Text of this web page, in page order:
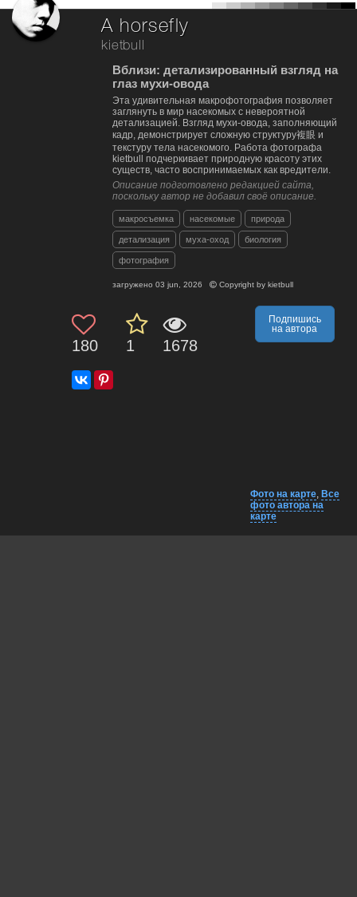
A horsefly
kietbull
Вблизи: детализированный взгляд на
глаз мухи-овода
Эта удивительная макрофотография позволяет
заглянуть в мир насекомых с невероятной
детализацией. Взгляд мухи-овода, заполняющий
кадр, демонстрирует сложную структуру複眼 и
текстуру тела насекомого. Работа фотографа
kietbull подчеркивает природную красоту этих
существ, часто воспринимаемых как вредители.
Описание подготовлено редакцией сайта,
поскольку автор не добавил своё описание.
макросъемка насекомые природа
детализация муха-оход биология
фотография
загружено 03 jun, 2026 Copyright by kietbull
180 1 1678
Подпишись
на автора
Фото на карте, Все
фото автора на
карте